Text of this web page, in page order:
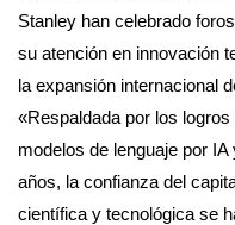
Stanley han celebrado
su atención en innovación
la expansión internacional
«Respaldada por los
modelos de lenguaje por
años, la confianza del
científica y tecnológica se